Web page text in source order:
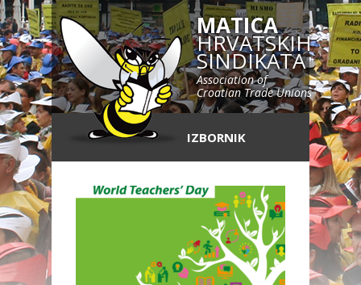
MATICA
HRVATSKIH
SINDIKATA
Association of
Croatian Trade Unions
IZBORNIK